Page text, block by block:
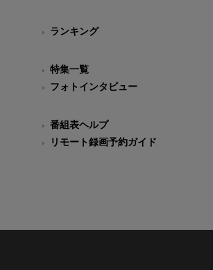
ランキング
特集一覧
フォトインタビュー
番組表ヘルプ
リモート録画予約ガイド